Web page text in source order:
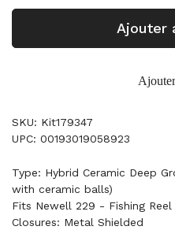
Ajouter
SKU: Kit179347
UPC: 00193019058923
Type: Hybrid Ceramic Deep
with ceramic balls)
Fits Newell 229 - Fishing Reel
Closures: Metal Shielded